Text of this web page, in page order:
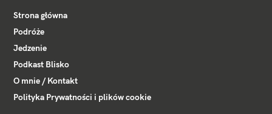
Strona główna
Podróże
Jedzenie
Podkast Blisko
O mnie / Kontakt
Polityka Prywatności i plików cookie